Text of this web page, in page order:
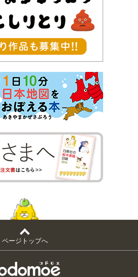
ページトップへ